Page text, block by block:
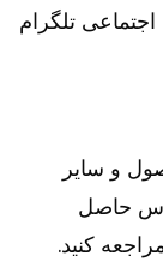
تلگرام
و سایر
حاصل
کنید.